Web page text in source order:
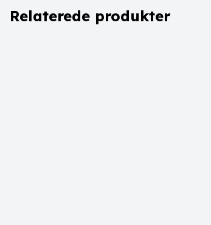
Relaterede produkter